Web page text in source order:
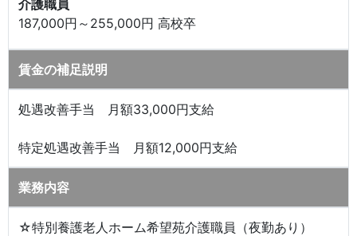
介護職員
187,000円～255,000円 高校卒
賃金の補足説明
処遇改善手当 月額33,000円支給
特定処遇改善手当 月額12,000円支給
業務内容
☆特別養護老人ホーム希望苑介護職員（夜勤あり）